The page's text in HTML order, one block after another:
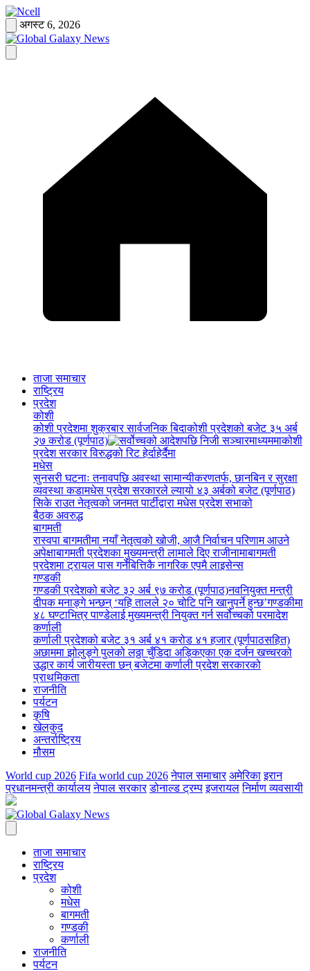
Skip
to
content
अगस्ट 6, 2026
ताजा समाचार
राष्ट्रिय
प्रदेश
कोशी
कोशी प्रदेशमा शुक्रबार सार्वजनिक बिदाकोशी प्रदेशको बजेट ३५ अर्ब
२७ करोड (पूर्णपाठ)
कोशी
प्रदेश सरकार विरुद्धको रिट हेर्दाहेर्दैमा
मधेस
सुनसरी घटनाः तनावपछि अवस्था सामान्यीकरणतर्फ, छानबिन र सुरक्षा
व्यवस्था कडामधेस प्रदेश सरकारले ल्यायो ४३ अर्बको बजेट (पूर्णपाठ)
सिके राउत नेतृत्वको जनमत पार्टीद्वारा मधेस प्रदेश सभाको
बैठक अवरुद्ध
बागमती
रास्वपा बागमतीमा नयाँ नेतृत्वको खोजी, आजै निर्वाचन परिणाम आउने
अपेक्षाबागमती प्रदेशका मुख्यमन्त्री लामाले दिए राजीनामाबागमती
प्रदेशमा ट्रायल पास गर्नेबित्तिकै नागरिक एपमै लाइसेन्स
गण्डकी
गण्डकी प्रदेशको बजेट ३२ अर्ब ९७ करोड (पूर्णपाठ)नवनियुक्त मन्त्री
दीपक मनाङ्गे भन्छन् ‘यहि तालले २० चोटि पनि खानुपर्ने हुन्छ’गण्डकीमा
४८ घण्टाभित्र पाण्डेलाई मुख्यमन्त्री नियुक्त गर्न सर्वोच्चको परमादेश
कर्णाली
कर्णाली प्रदेशको बजेट ३१ अर्ब ४१ करोड ४१ हजार (पूर्णपाठसहित)
अछाममा झोलुङ्गे पुलको लठ्ठा चुँडिदा अड्किएका एक दर्जन खच्चरको
उद्धार कार्य जारीयस्ता छन् बजेटमा कर्णाली प्रदेश सरकारको
प्राथमिकता
राजनीति
पर्यटन
कृषि
खेलकुद
अन्तर्राष्ट्रिय
मौसम
World cup 2026 Fifa world cup 2026 नेपाल समाचार अमेरिका इरान
प्रधानमन्त्री कार्यालय नेपाल सरकार डोनाल्ड ट्रम्प इजरायल निर्माण व्यवसायी
ताजा समाचार
राष्ट्रिय
प्रदेश
कोशी
मधेस
बागमती
गण्डकी
कर्णाली
राजनीति
पर्यटन